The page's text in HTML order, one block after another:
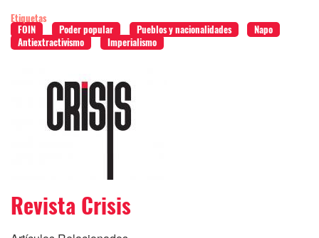
Etiquetas
FOIN
Poder popular Pueblos y nacionalidades
Napo
Antiextractivismo
Imperialismo
Revista Crisis